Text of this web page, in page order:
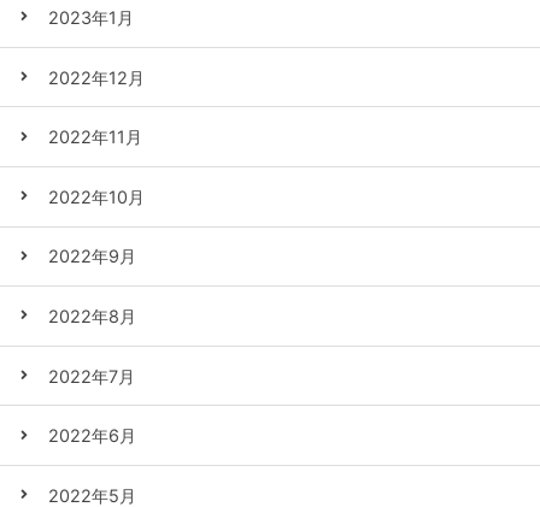
2023年1月
2022年12月
2022年11月
2022年10月
2022年9月
2022年8月
2022年7月
2022年6月
2022年5月